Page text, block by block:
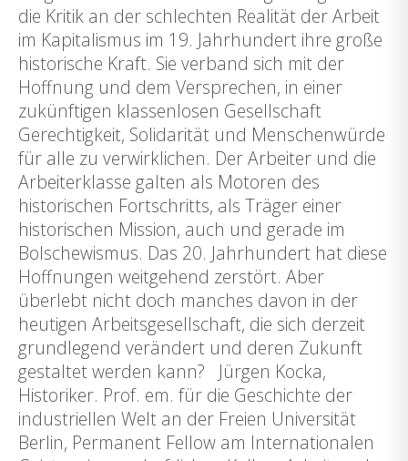
die Kritik an der schlechten Realität der Arbeit
im Kapitalismus im 19. Jahrhundert ihre große
historische Kraft. Sie verband sich mit der
Hoffnung und dem Versprechen, in einer
zukünftigen klassenlosen Gesellschaft
Gerechtigkeit, Solidarität und Menschenwürde
für alle zu verwirklichen. Der Arbeiter und die
Arbeiterklasse galten als Motoren des
historischen Fortschritts, als Träger einer
historischen Mission, auch und gerade im
Bolschewismus. Das 20. Jahrhundert hat diese
Hoffnungen weitgehend zerstört. Aber
überlebt nicht doch manches davon in der
heutigen Arbeitsgesellschaft, die sich derzeit
grundlegend verändert und deren Zukunft
gestaltet werden kann? Jürgen Kocka,
Historiker. Prof. em. für die Geschichte der
industriellen Welt an der Freien Universität
Berlin, Permanent Fellow am Internationalen